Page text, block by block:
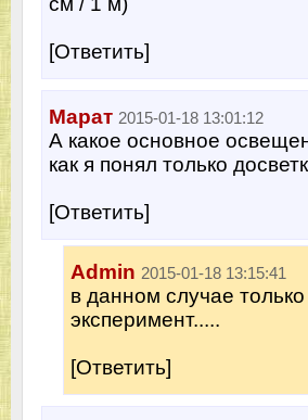
[Ответить]
Марат 2015-01-18 13:01:12
А какое основное
как я понял только
[Ответить]
Admin 2015-01-18 13:15:41
в данном случае
эксперимент.....
[Ответить]